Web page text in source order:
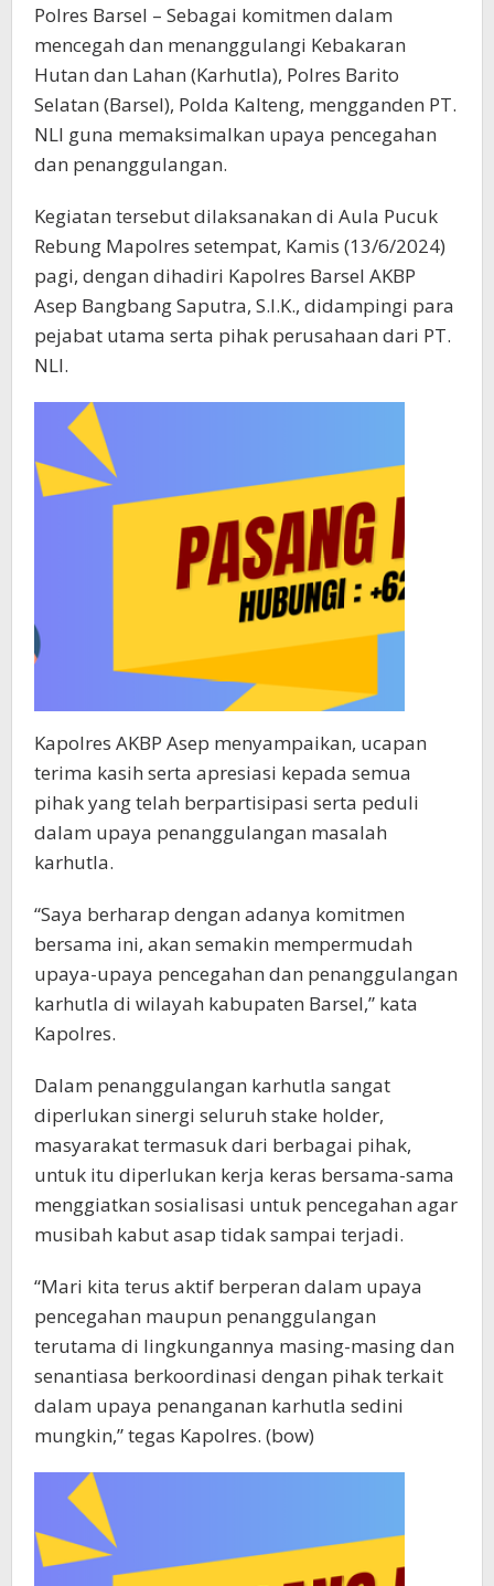
Polres Barsel – Sebagai komitmen dalam
mencegah dan menanggulangi Kebakaran
Hutan dan Lahan (Karhutla), Polres Barito
Selatan (Barsel), Polda Kalteng, mengganden PT.
NLI guna memaksimalkan upaya pencegahan
dan penanggulangan.
Kegiatan tersebut dilaksanakan di Aula Pucuk
Rebung Mapolres setempat, Kamis (13/6/2024)
pagi, dengan dihadiri Kapolres Barsel AKBP
Asep Bangbang Saputra, S.I.K., didampingi para
pejabat utama serta pihak perusahaan dari PT.
NLI.
Kapolres AKBP Asep menyampaikan, ucapan
terima kasih serta apresiasi kepada semua
pihak yang telah berpartisipasi serta peduli
dalam upaya penanggulangan masalah
karhutla.
“Saya berharap dengan adanya komitmen
bersama ini, akan semakin mempermudah
upaya-upaya pencegahan dan penanggulangan
karhutla di wilayah kabupaten Barsel,” kata
Kapolres.
Dalam penanggulangan karhutla sangat
diperlukan sinergi seluruh stake holder,
masyarakat termasuk dari berbagai pihak,
untuk itu diperlukan kerja keras bersama-sama
menggiatkan sosialisasi untuk pencegahan agar
musibah kabut asap tidak sampai terjadi.
“Mari kita terus aktif berperan dalam upaya
pencegahan maupun penanggulangan
terutama di lingkungannya masing-masing dan
senantiasa berkoordinasi dengan pihak terkait
dalam upaya penanganan karhutla sedini
mungkin,” tegas Kapolres. (bow)